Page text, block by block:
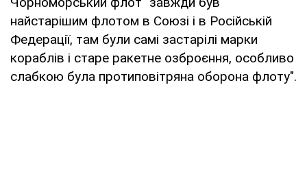
найстарішим флотом в Союзі і в Російській
Федерації, там були самі застарілі марки
кораблів і старе ракетне озброєння, особливо
слабкою була протиповітряна оборона флоту".